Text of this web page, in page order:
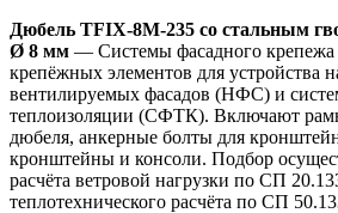
Дюбель TFIX-8M-235 со стальным
Ø 8 мм — Системы фасадного
крепёжных элементов для устройства
вентилируемых фасадов (НФС) и
теплоизоляции (СФТК). Включают
дюбеля, анкерные болты для
кронштейны и консоли. Подбор
расчёта ветровой нагрузки по СП
теплотехнического расчёта по СП